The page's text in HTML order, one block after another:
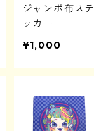
ジャンボ布ステ
ッカー
¥1,000